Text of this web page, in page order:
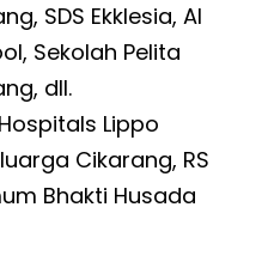
SDS Ekklesia, Al
Sekolah Pelita
dll.
Lippo
Cikarang, RS
Bhakti Husada